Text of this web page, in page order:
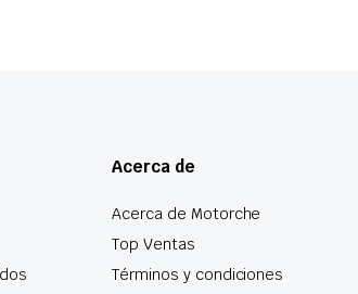
Acerca de
Acerca de Motorche
Top Ventas
Términos y condiciones